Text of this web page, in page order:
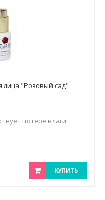
лица "Розовый сад"
потере влаги,
КУПИТЬ